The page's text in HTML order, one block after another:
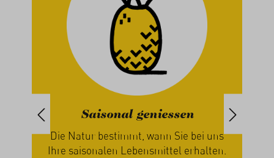
Saisonal geniessen
Die Natur bestimmt, wann Sie bei uns
Ihre saisonalen Lebensmittel erhalten.